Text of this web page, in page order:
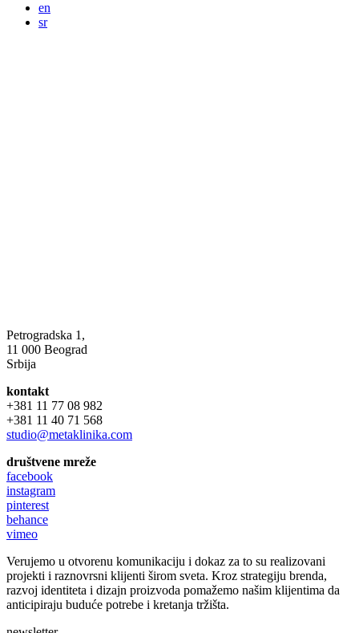
en
sr
Petrogradska 1,
11 000 Beograd
Srbija
kontakt
+381 11 77 08 982
+381 11 40 71 568
studio@metaklinika.com
društvene mreže
facebook
instagram
pinterest
behance
vimeo
Verujemo u otvorenu komunikaciju i dokaz za to su realizovani
projekti i raznovrsni klijenti širom sveta. Kroz strategiju brenda,
razvoj identiteta i dizajn proizvoda pomažemo našim klijentima da
anticipiraju buduće potrebe i kretanja tržišta.